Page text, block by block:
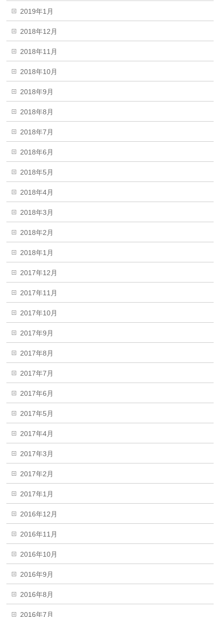
2019年1月
2018年12月
2018年11月
2018年10月
2018年9月
2018年8月
2018年7月
2018年6月
2018年5月
2018年4月
2018年3月
2018年2月
2018年1月
2017年12月
2017年11月
2017年10月
2017年9月
2017年8月
2017年7月
2017年6月
2017年5月
2017年4月
2017年3月
2017年2月
2017年1月
2016年12月
2016年11月
2016年10月
2016年9月
2016年8月
2016年7月